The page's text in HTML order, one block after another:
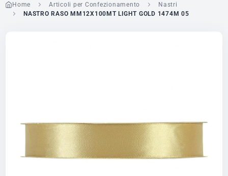
Home Articoli per Confezionamento
Nastri
NASTRO RASO MM12X100MT LIGHT GOLD 1474M 05